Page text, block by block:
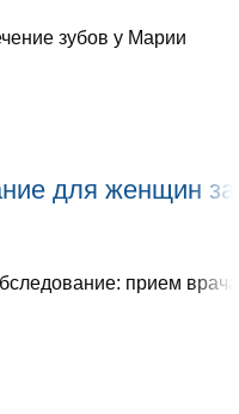
зубов у Марии
для женщин за
прием врача